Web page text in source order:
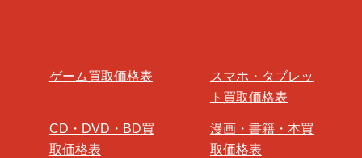
ゲーム買取価格表
スマホ・タブレッ
ト買取価格表
CD・DVD・BD買
取価格表
漫画・書籍・本買
取価格表